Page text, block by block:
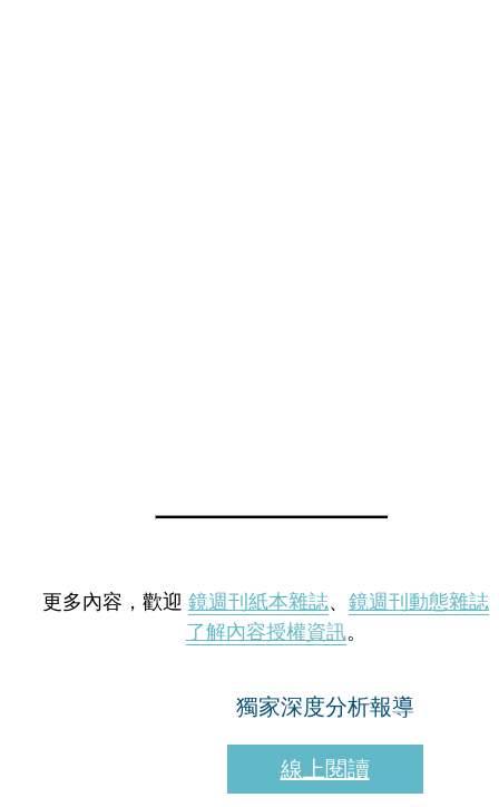
更多內容，歡迎 鏡週刊紙本雜誌、 鏡週刊動態雜誌
了解內容授權資訊。
獨家深度分析報導
線上閱讀